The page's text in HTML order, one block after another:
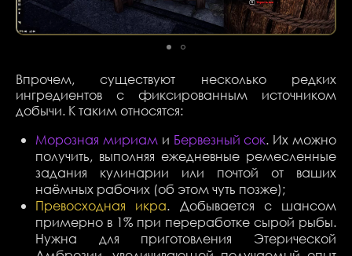
Впрочем, существуют несколько редких
ингредиентов с фиксированным источником
добычи. К таким относятся:
Морозная мириами Бервезный сок. Их можно
получить, выполняя ежедневные ремесленные
задания кулинарии или почтой от ваших
наёмных рабочих (об этом чуть позже);
Превосходная икра. Добывается с шансом
примерно в 1% при переработке сырой рыбы.
Нужна для приготовления Этерической